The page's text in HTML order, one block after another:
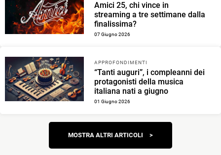
Amici 25, chi vince in
streaming a tre settimane dalla
finalissima?
07 Giugno 2026
APPROFONDIMENTI
“Tanti auguri”, i compleanni dei
protagonisti della musica
italiana nati a giugno
01 Giugno 2026
Navigazione
articoli
MOSTRA ALTRI ARTICOLI